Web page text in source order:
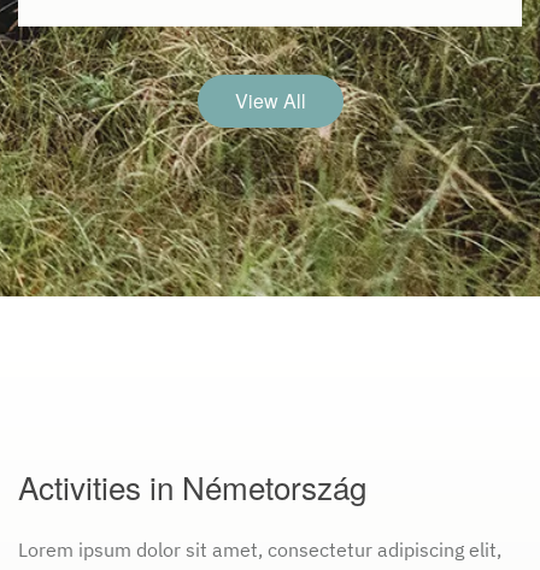
View All
Activities in Németország
Lorem ipsum dolor sit amet, consectetur adipiscing elit,